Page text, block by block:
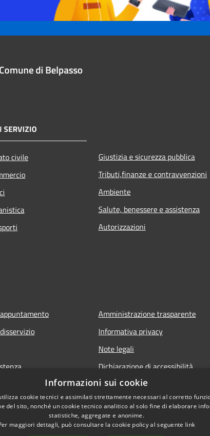
Comune di Belpasso
SERVIZIO
civile
Giustizia e sicurezza pubblica
Tributi,finanze e contravvenzioni
Ambiente
Salute, benessere e assistenza
Autorizzazioni
Amministrazione trasparente
Informativa privacy
Note legali
Dichiarazione di accessibilità
Informazioni sui cookie
cookie tecnici e assimilati strettamente necessari al corretto
del sito, nonché un cookie tecnico analitico al solo fine di elaborare
statistiche, aggregate e anonime.
maggiori dettagli, può consultare la cookie policy al seguente link